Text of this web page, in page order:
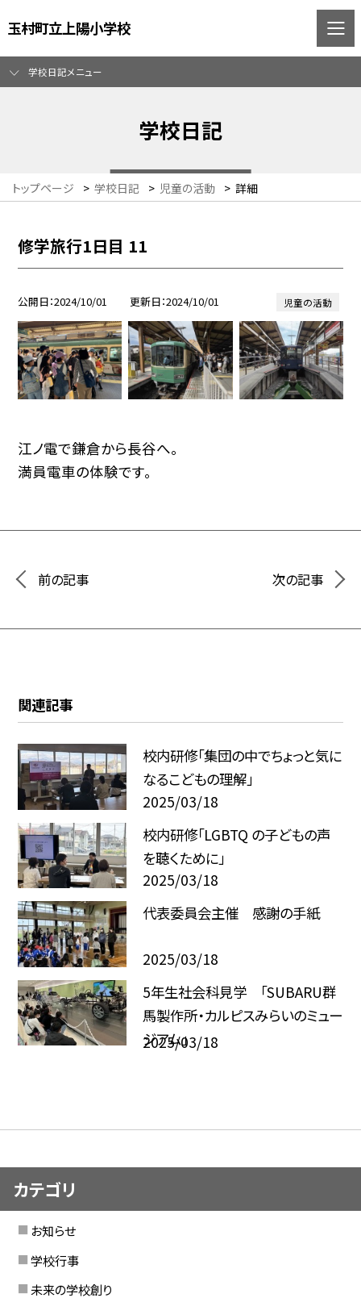
玉村町立上陽小学校
学校日記メニュー
学校日記
トップページ > 学校日記 > 児童の活動 > 詳細
修学旅行1日目 11
公開日 2024/10/01 更新日 2024/10/01 児童の活動
江ノ電で鎌倉から長谷へ。
満員電車の体験です。
前の記事 次の記事
関連記事
校内研修「集団の中でちょっと気に
なるこどもの理解」
2025/03/18
校内研修「LGBTQ の子どもの声
を聴くために」
2025/03/18
代表委員会主催 感謝の手紙
2025/03/18
5年生社会科見学 「SUBARU群
馬製作所・カルピスみらいのミュー
ジアム」
2025/03/18
カテゴリ
お知らせ
学校行事
未来の学校創り